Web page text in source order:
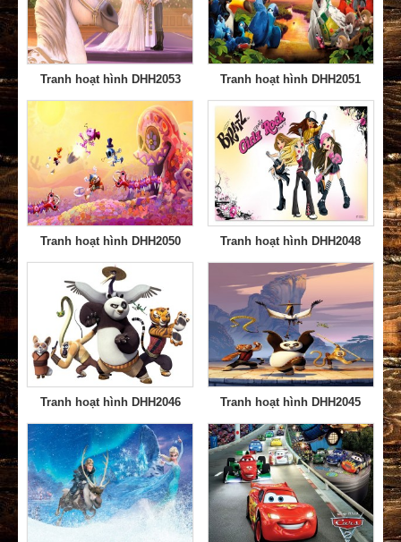
Tranh hoạt hình DHH2053 Tranh hoạt hình DHH2051
Tranh hoạt hình DHH2050 Tranh hoạt hình DHH2048
Tranh hoạt hình DHH2046 Tranh hoạt hình DHH2045